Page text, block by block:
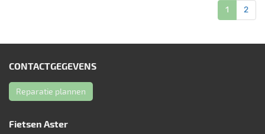
1 2
CONTACTGEGEVENS
Reparatie plannen
Fietsen Aster